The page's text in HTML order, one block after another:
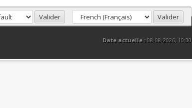
Date actuelle :08-08-2026, 10:30